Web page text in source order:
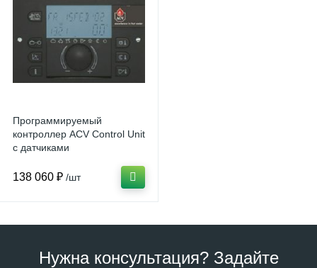
Программируемый
контроллер ACV Control Unit
с датчиками
138 060 ₽ /шт
Нужна консультация? Задайте